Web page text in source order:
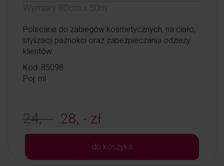
Wymiary 80cm x 50m
Polecane do zabiegów kosmetycznych, na ciało,
stylizacji paznokci oraz zabezpieczania odzieży
klientów.
Kod: 85098
Poj: ml
24, - 28, - zł
do koszyka